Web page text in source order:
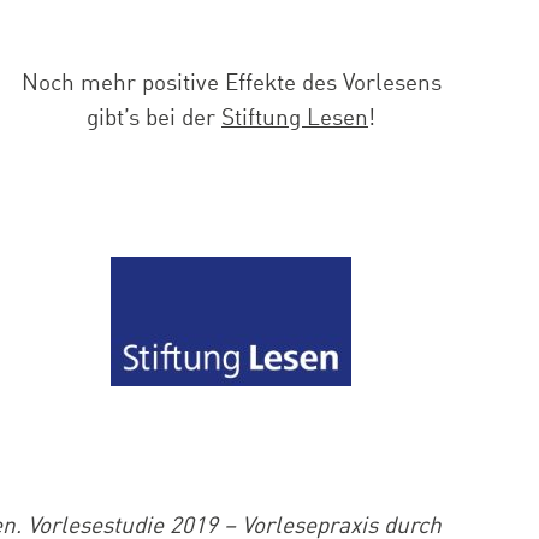
Noch mehr positive Effekte des Vorlesens
gibt’s bei der Stiftung Lesen !
Vorlesestudie 2019 – Vorlesepraxis durch